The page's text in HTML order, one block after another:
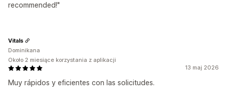
recommended!"
13 maj 2026
Muy rápidos y eficientes con las solicitudes.
Vitals
Dominikana
Około 2 miesiące korzystania z aplikacji